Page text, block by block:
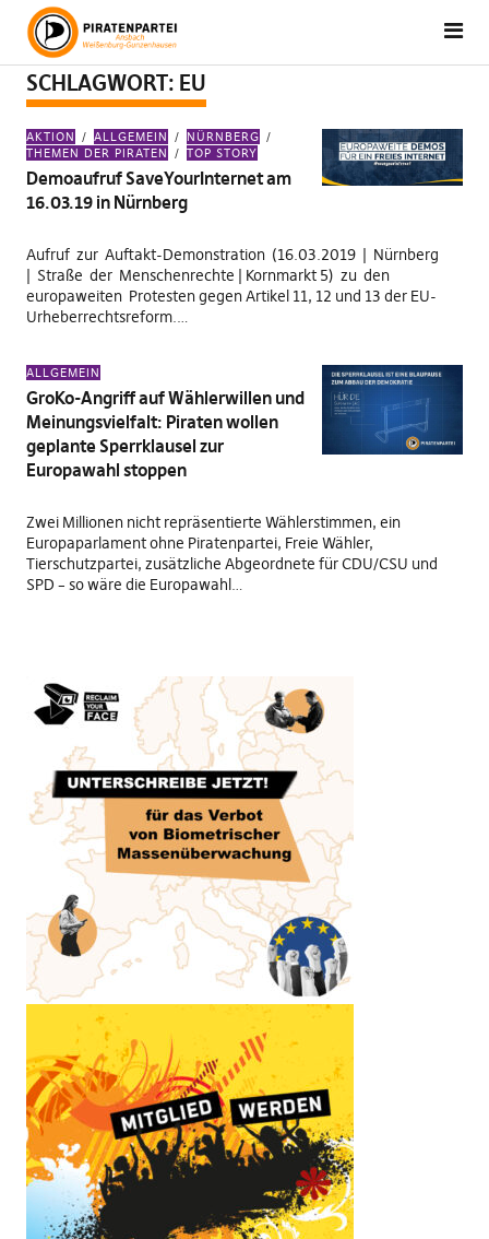
SCHLAGWORT: EU
AKTION ALLGEMEIN
NÜRNBERG
THEMEN DER PIRATEN
TOP STORY
Demoaufruf SaveYourInternet am
16.03.19 in Nürnberg
Aufruf zur Auftakt-Demonstration (16.03.2019 | Nürnberg
| Straße der Menschenrechte | Kornmarkt 5) zu den
europaweiten Protesten gegen Artikel 11, 12 und 13 der EU-
Urheberrechtsreform.…
ALLGEMEIN
GroKo-Angriff auf Wählerwillen und
Meinungsvielfalt: Piraten wollen
geplante Sperrklausel zur
Europawahl stoppen
Zwei Millionen nicht repräsentierte Wählerstimmen, ein
Europaparlament ohne Piratenpartei, Freie Wähler,
Tierschutzpartei, zusätzliche Abgeordnete für CDU/CSU und
SPD – so wäre die Europawahl…